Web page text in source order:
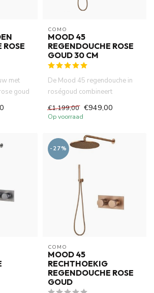
ROSE
met
goud
COMO
MOOD 45
REGENDOUCHE ROSE
GOUD 30 CM
De Mood 45 regendouche in
roségoud combineert
h...
€1.199,00 €949,00
Op voorraad
-27%
COMO
MOOD 45
RECHTHOEKIG
REGENDOUCHE ROSE
GOUD